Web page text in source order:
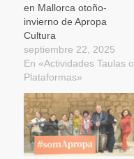
en Mallorca otoño-
invierno de Apropa
Cultura
septiembre 22, 2025
En «Actividades Taulas o
Plataformas»